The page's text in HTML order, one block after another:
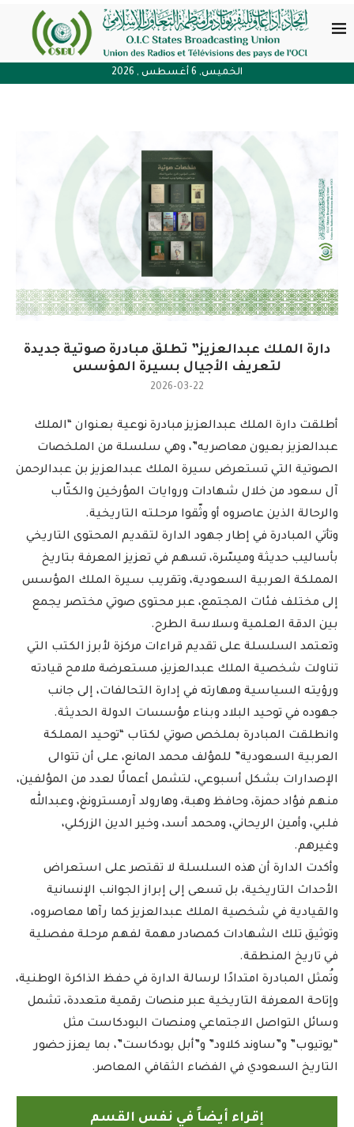
الخميس, 6 أغسطس , 2026
دارة الملك عبدالعزيز” تطلق مبادرة صوتية جديدة
لتعريف الأجيال بسيرة المؤسس
2026-03-22
أطلقت دارة الملك عبدالعزيز مبادرة نوعية بعنوان “الملك
عبدالعزيز بعيون معاصريه”، وهي سلسلة من الملخصات
الصوتية التي تستعرض سيرة الملك عبدالعزيز بن عبدالرحمن
آل سعود من خلال شهادات وروايات المؤرخين والكتّاب
والرحالة الذين عاصروه أو وثّقوا مرحلته التاريخية.
وتأتي المبادرة في إطار جهود الدارة لتقديم المحتوى التاريخي
بأساليب حديثة وميسّرة، تسهم في تعزيز المعرفة بتاريخ
المملكة العربية السعودية، وتقريب سيرة الملك المؤسس
إلى مختلف فئات المجتمع، عبر محتوى صوتي مختصر يجمع
بين الدقة العلمية وسلاسة الطرح.
وتعتمد السلسلة على تقديم قراءات مركزة لأبرز الكتب التي
تناولت شخصية الملك عبدالعزيز، مستعرضة ملامح قيادته
ورؤيته السياسية ومهارته في إدارة التحالفات، إلى جانب
جهوده في توحيد البلاد وبناء مؤسسات الدولة الحديثة.
وانطلقت المبادرة بملخص صوتي لكتاب “توحيد المملكة
العربية السعودية” للمؤلف محمد المانع، على أن تتوالى
الإصدارات بشكل أسبوعي، لتشمل أعمالًا لعدد من المؤلفين،
منهم فؤاد حمزة، وحافظ وهبة، وهارولد آرمسترونغ، وعبدالله
فلبي، وأمين الريحاني، ومحمد أسد، وخير الدين الزركلي،
وغيرهم.
وأكدت الدارة أن هذه السلسلة لا تقتصر على استعراض
الأحداث التاريخية، بل تسعى إلى إبراز الجوانب الإنسانية
والقيادية في شخصية الملك عبدالعزيز كما رآها معاصروه،
وتوثيق تلك الشهادات كمصادر مهمة لفهم مرحلة مفصلية
في تاريخ المنطقة.
وتُمثل المبادرة امتدادًا لرسالة الدارة في حفظ الذاكرة الوطنية،
وإتاحة المعرفة التاريخية عبر منصات رقمية متعددة، تشمل
وسائل التواصل الاجتماعي ومنصات البودكاست مثل
“يوتيوب” و”ساوند كلاود” و”أبل بودكاست”، بما يعزز حضور
التاريخ السعودي في الفضاء الثقافي المعاصر.
إقراء أيضاً في نفس القسم